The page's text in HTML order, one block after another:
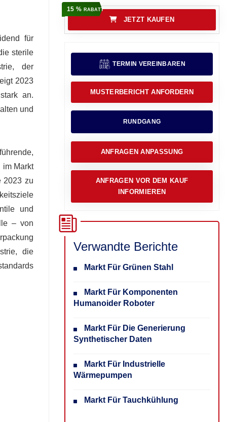
für
sterile
der
2023
an.
und
im Markt
2023 zu
und
– von
die
15 % RABATT
JETZT KAUFEN
TERMIN VEREINBAREN
MUSTERBERICHT ANFORDERN
RUNDGANG
ANFRAGEN ANPASSUNG
ANFRAGEN VOR DEM KAUF
INFORMIEREN
Verwandte Berichte
Markt Für Grünen Stahl
Markt Für Komponenten
Humanoider Roboter
Markt Für Die Generierung
Synthetischer Daten
Markt Für Industrielle
Wärmepumpen
Markt Für Tauchkühlung